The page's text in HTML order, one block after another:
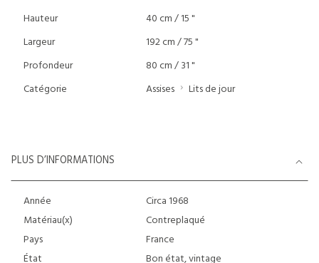
Hauteur
40 cm / 15 "
Largeur
192 cm / 75 "
Profondeur
80 cm / 31 "
Catégorie
Assises Lits de jour
PLUS D’INFORMATIONS
Année
Circa 1968
Matériau(x)
Contreplaqué
Pays
France
État
Bon état, vintage